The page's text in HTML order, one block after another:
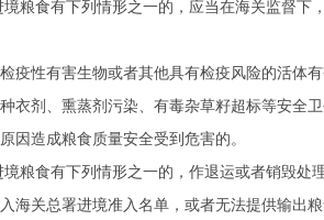
境粮食有下列情形之一的，应当在海关监督下
检疫性有害生物或者其他具有检疫风险的活体
种衣剂、熏蒸剂污染、有毒杂草籽超标等安全
原因造成粮食质量安全受到危害的。
境粮食有下列情形之一的，作退运或者销毁处理
入海关总署进境准入名单，或者无法提供输出